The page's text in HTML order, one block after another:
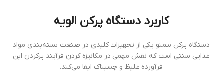
کاربرد دستگاه پرکن الویه
دستگاه پرکن سمنو یکی از تجهیزات کلیدی در صنعت بسته‌بندی مواد
غذایی سنتی است که نقش مهمی در مکانیزه کردن فرآیند پرکردن این
فرآورده غلیظ و چسبناک ایفا می‌کند.